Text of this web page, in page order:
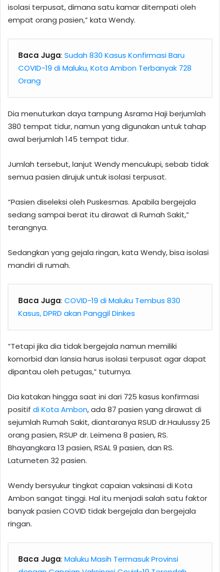
isolasi terpusat, dimana satu kamar ditempati oleh
empat orang pasien,” kata Wendy.
Baca Juga: Sudah 830 Kasus Konfirmasi Baru
COVID-19 di Maluku, Kota Ambon Terbanyak 728
Orang
Dia menuturkan daya tampung Asrama Haji berjumlah
380 tempat tidur, namun yang digunakan untuk tahap
awal berjumlah 145 tempat tidur.
Jumlah tersebut, lanjut Wendy mencukupi, sebab tidak
semua pasien dirujuk untuk isolasi terpusat.
“Pasien diseleksi oleh Puskesmas. Apabila bergejala
sedang sampai berat itu dirawat di Rumah Sakit,”
terangnya.
Sedangkan yang gejala ringan, kata Wendy, bisa isolasi
mandiri di rumah.
Baca Juga: COVID-19 di Maluku Tembus 830
Kasus, DPRD akan Panggil Dinkes
“Tetapi jika dia tidak bergejala namun memiliki
komorbid dan lansia harus isolasi terpusat agar dapat
dipantau oleh petugas,” tuturnya.
Dia katakan hingga saat ini dari 725 kasus konfirmasi
positif di Kota Ambon, ada 87 pasien yang dirawat di
sejumlah Rumah Sakit, diantaranya RSUD dr.Haulussy 25
orang pasien, RSUP dr. Leimena 8 pasien, RS.
Bhayangkara 13 pasien, RSAL 9 pasien, dan RS.
Latumeten 32 pasien.
Wendy bersyukur tingkat capaian vaksinasi di Kota
Ambon sangat tinggi. Hal itu menjadi salah satu faktor
banyak pasien COVID tidak bergejala dan bergejala
ringan.
Baca Juga: Maluku Masih Termasuk Provinsi